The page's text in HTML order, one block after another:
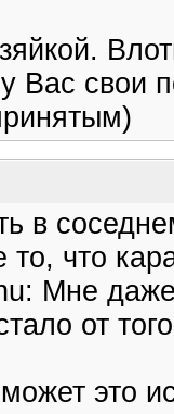
Вас свои
в
что
Мне
от
это